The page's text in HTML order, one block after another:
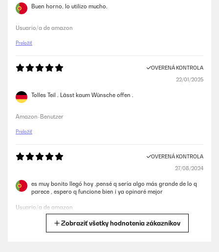
Buen horno, lo utilizo mucho.
Usuario/a de amazon
Preložiť
OVERENÁ KONTROLA
22/01/2025
Tolles Teil . Lässt kaum Wünsche offen .
Amazon-Benutzer
Preložiť
OVERENÁ KONTROLA
27/08/2024
es muy bonito llegó hoy ,pensé q sería algo más grande de lo q
parece , espero q funcione bien i ya opinaré mejor
Usuario/a de amazon
Zobraziť všetky hodnotenia zákazníkov